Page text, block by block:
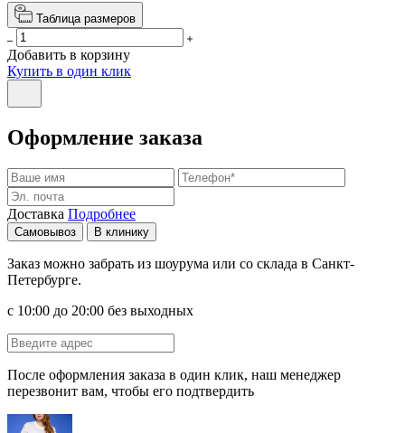
Таблица размеров
Добавить в корзину
Купить в один клик
Оформление заказа
Доставка Подробнее
Самовывоз В клинику
Заказ можно забрать из шоурума или со склада в Санкт-
Петербурге.
с 10:00 до 20:00 без выходных
После оформления заказа в один клик, наш менеджер
перезвонит вам, чтобы его подтвердить